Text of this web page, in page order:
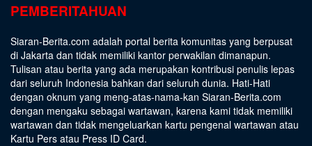
PEMBERITAHUAN
Siaran-Berita.com adalah portal berita komunitas yang berpusat
di Jakarta dan tidak memiliki kantor perwakilan dimanapun.
Tulisan atau berita yang ada merupakan kontribusi penulis lepas
dari seluruh Indonesia bahkan dari seluruh dunia. Hati-Hati
dengan oknum yang meng-atas-nama-kan Siaran-Berita.com
dengan mengaku sebagai wartawan, karena kami tidak memiliki
wartawan dan tidak mengeluarkan kartu pengenal wartawan atau
Kartu Pers atau Press ID Card.